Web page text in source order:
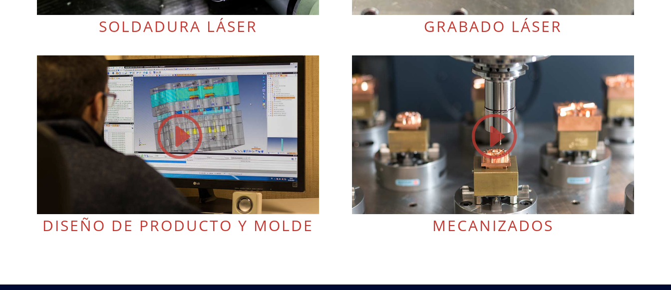
SOLDADURA LÁSER
DISEÑO DE PRODUCTO Y MOLDE
GRABADO LÁSER
MECANIZADOS